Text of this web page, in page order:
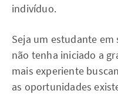
indivíduo.
Seja um estudante
não tenha iniciado a
mais experiente
as oportunidades